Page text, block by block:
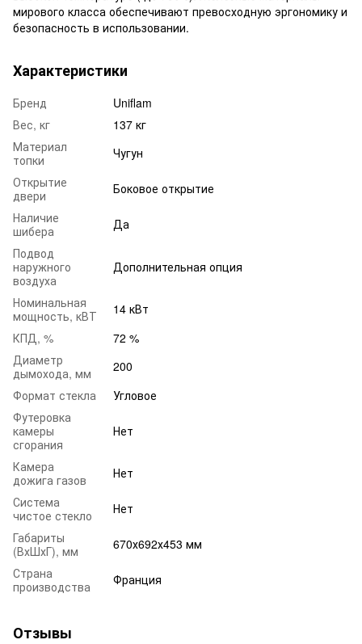
мирового класса обеспечивают превосходную эргономику и
безопасность в использовании.
Характеристики
Бренд
Uniflam
Вес, кг
137 кг
Материал
топки
Чугун
Открытие
двери
Боковое открытие
Наличие
шибера
Да
Подвод
наружного
воздуха
Дополнительная опция
Номинальная
мощность, кВТ
14 кВт
КПД, %
72 %
Диаметр
дымохода, мм
200
Формат стекла
Угловое
Футеровка
камеры
сгорания
Нет
Камера
дожига газов
Нет
Система
чистое стекло
Нет
Габариты
(ВхШхГ), мм
670х692х453 мм
Страна
производства
Франция
Отзывы